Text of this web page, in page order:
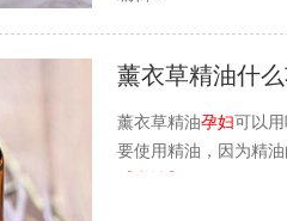
薰衣草精油什
薰衣草精油孕妇可以
要使用精油，因为精